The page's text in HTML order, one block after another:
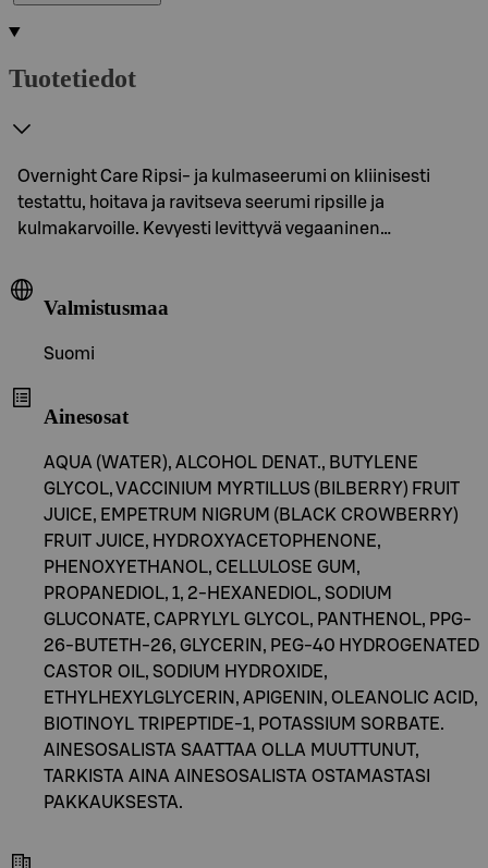
Tuotetiedot
Overnight Care Ripsi- ja kulmaseerumi on kliinisesti
testattu, hoitava ja ravitseva seerumi ripsille ja
kulmakarvoille. Kevyesti levittyvä vegaaninen…
Valmistusmaa
Suomi
Ainesosat
AQUA (WATER), ALCOHOL DENAT., BUTYLENE
GLYCOL, VACCINIUM MYRTILLUS (BILBERRY) FRUIT
JUICE, EMPETRUM NIGRUM (BLACK CROWBERRY)
FRUIT JUICE, HYDROXYACETOPHENONE,
PHENOXYETHANOL, CELLULOSE GUM,
PROPANEDIOL, 1, 2-HEXANEDIOL, SODIUM
GLUCONATE, CAPRYLYL GLYCOL, PANTHENOL, PPG-
26-BUTETH-26, GLYCERIN, PEG-40 HYDROGENATED
CASTOR OIL, SODIUM HYDROXIDE,
ETHYLHEXYLGLYCERIN, APIGENIN, OLEANOLIC ACID,
BIOTINOYL TRIPEPTIDE-1, POTASSIUM SORBATE.
AINESOSALISTA SAATTAA OLLA MUUTTUNUT,
TARKISTA AINA AINESOSALISTA OSTAMASTASI
PAKKAUKSESTA.